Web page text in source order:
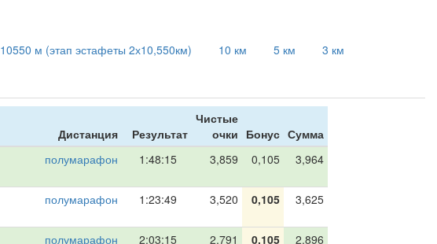
10550 м (этап эстафеты 2х10,550км) 10 км 5 км 3 км
Дистанция Результат
Чистые
очки Бонус Сумма
полумарафон 1:48:15 3,859 0,105 3,964
полумарафон 1:23:49 3,520 0,105 3,625
полумарафон 2:03:15 2,791 0,105 2,896